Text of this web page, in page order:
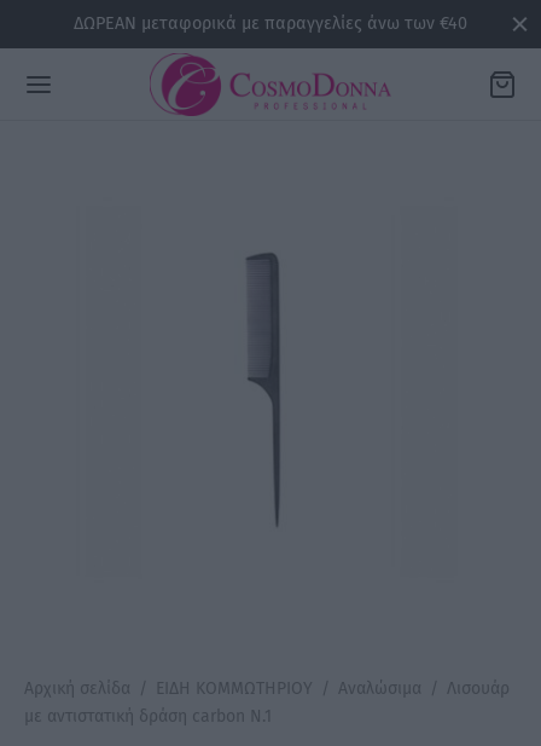
ΔΩΡΕΑΝ μεταφορικά με παραγγελίες άνω των €40
Αρχική σελίδα / ΕΙΔΗ ΚΟΜΜΩΤΗΡΙΟΥ / Αναλώσιμα / Λισουάρ
με αντιστατική δράση carbon Ν.1
Xanitalia